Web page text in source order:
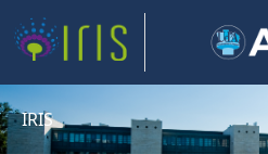
IRIS